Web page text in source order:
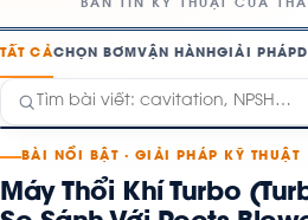
BẢN TIN KỸ THUẬT CỦA
TẤT CẢCHỌN BƠMVẬN HÀNHGIẢI PHÁP
BÀI NỔI BẬT · GIẢI PHÁP KỸ THUẬT
Máy Thổi Khí Turbo